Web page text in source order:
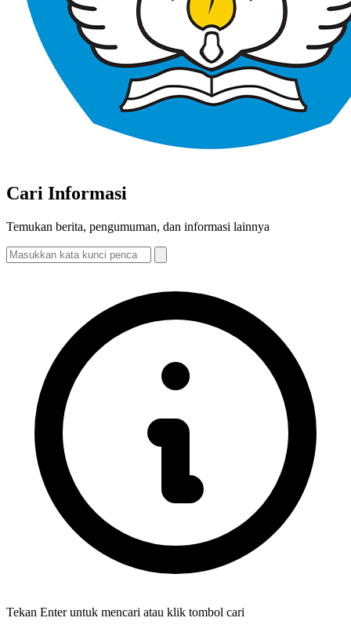
Cari Informasi
Temukan berita, pengumuman, dan informasi lainnya
Tekan Enter untuk mencari atau klik tombol cari